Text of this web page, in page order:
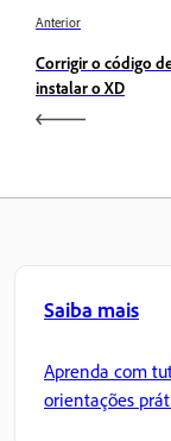
Anterior
Corrigir o código
instalar o XD
Saiba mais
Aprenda com
orientações